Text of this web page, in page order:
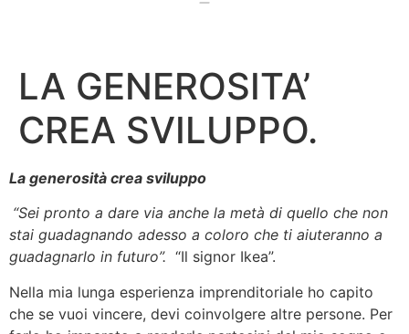
LA GENEROSITA’
CREA SVILUPPO.
La generosità crea sviluppo
“Sei pronto a dare via anche la metà di quello che non
stai guadagnando adesso a coloro che ti aiuteranno a
guadagnarlo in futuro”. “Il signor Ikea”.
Nella mia lunga esperienza imprenditoriale ho capito
che se vuoi vincere, devi coinvolgere altre persone. Per